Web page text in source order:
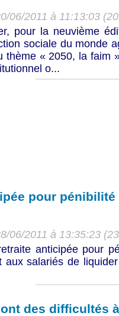
06/2011 à 11:13:03
pour la neuvième
sociale du monde
thème « 2050, la faim
o...
pour
06/2011 à 13:35:23
anticipée pour
aux salariés de
des difficultés